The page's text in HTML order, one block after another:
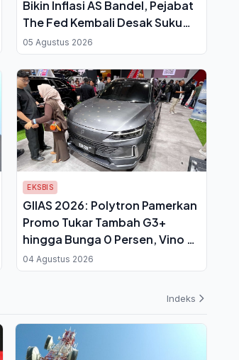
Bikin Inflasi AS Bandel, Pejabat
The Fed Kembali Desak Suku
Bunga Naik
05 Agustus 2026
EKSBIS
GIIAS 2026: Polytron Pamerkan
Promo Tukar Tambah G3+
hingga Bunga 0 Persen, Vino G.
Bastian Beberkan Alasan
Pindah ke EV
04 Agustus 2026
Indeks